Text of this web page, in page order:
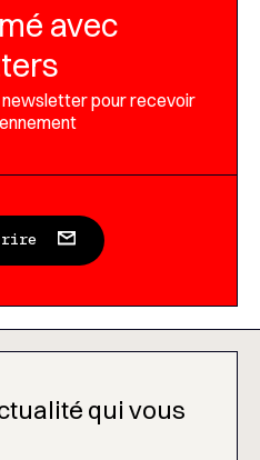
avec
pour recevoir
qui vous